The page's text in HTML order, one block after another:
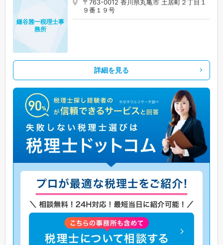
〒763-0012 香川県丸亀市 土居町２丁目１
９番１９号
鎌谷雅一税理士事
務所
詳細を見る